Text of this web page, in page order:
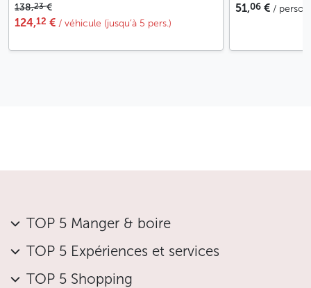
138,23€
124,12 € / véhicule (jusqu’à 5 pers.)
51,06 € /
TOP 5 Manger & boire
TOP 5 Expériences et services
TOP 5 Shopping